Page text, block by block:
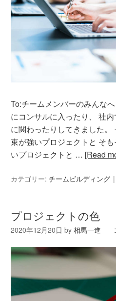
To:チームメンバーのみんな
にコンサルに入ったり、 社
に関わったりしてきました
束が強いプロジェクトと そ
いプロジェクトと … [Read
カテゴリー:チームビルディング
プロジェクトの色
2020年12月20日 by相馬一進